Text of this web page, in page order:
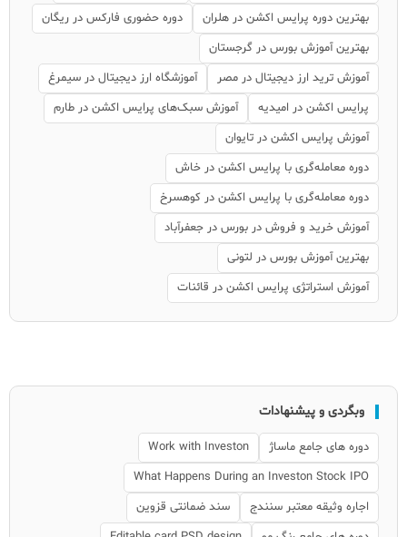
بهترین دوره پرایس اکشن در هلران
دوره حضوری فارکس در ریگان
بهترین آموزش بورس در گرجستان
آموزش ترید ارز دیجیتال در مصر
آموزشگاه ارز دیجیتال در سیمرغ
پرایس اکشن در امیدیه
آموزش سبک‌های پرایس اکشن در طارم
آموزش پرایس اکشن در تایوان
دوره معامله‌گری با پرایس اکشن در خاش
دوره معامله‌گری با پرایس اکشن در کوهسرخ
آموزش خرید و فروش در بورس در جعفرآباد
بهترین آموزش بورس در لتونی
آموزش استراتژی پرایس اکشن در قائنات
وبگردی و پیشنهادات
دوره های جامع ماساژ
Work with Investon
What Happens During an Investon Stock IPO
اجاره وثیقه معتبر سنندج
سند ضمانتی قزوین